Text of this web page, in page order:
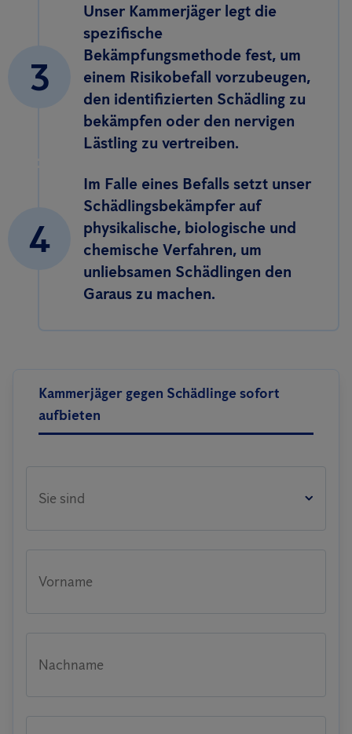
3
Unser Kammerjäger legt die
spezifische
Bekämpfungsmethode fest, um
einem Risikobefall vorzubeugen,
den identifizierten Schädling zu
bekämpfen oder den nervigen
Lästling zu vertreiben.
4
Im Falle eines Befalls setzt unser
Schädlingsbekämpfer auf
physikalische, biologische und
chemische Verfahren, um
unliebsamen Schädlingen den
Garaus zu machen.
Kammerjäger gegen Schädlinge sofort
aufbieten
Sie sind
Vorname
Nachname